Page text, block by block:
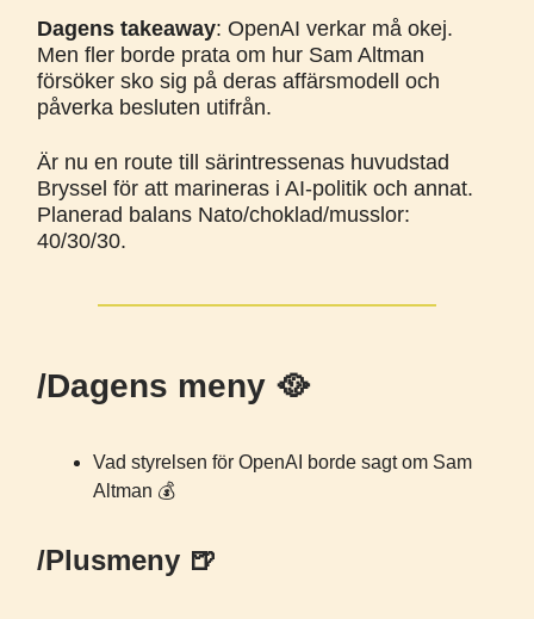
Dagens takeaway: OpenAI verkar må okej.
Men fler borde prata om hur Sam Altman
försöker sko sig på deras affärsmodell och
påverka besluten utifrån.
Är nu en route till särintressenas huvudstad
Bryssel för att marineras i AI-politik och annat.
Planerad balans Nato/choklad/musslor:
40/30/30.
/Dagens meny 🥘
Vad styrelsen för OpenAI borde sagt om Sam
Altman 💰️
/Plusmeny 🍺